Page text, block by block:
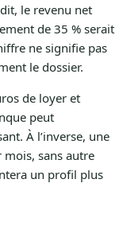
le revenu net
de 35 % serait
ne signifie pas
le dossier.
de loyer et
peut
À l’inverse, une
sans autre
un profil plus